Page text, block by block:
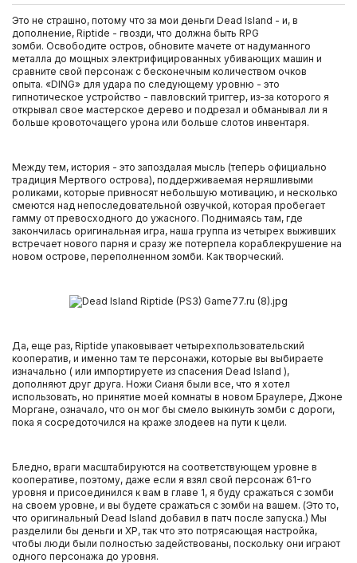
Это не страшно, потому что за мои деньги Dead Island - и, в
дополнение, Riptide - гвозди, что должна быть RPG
зомби. Освободите остров, обновите мачете от надуманного
металла до мощных электрифицированных убивающих машин и
сравните свой персонаж с бесконечным количеством очков
опыта. «DING» для удара по следующему уровню - это
гипнотическое устройство - павловский триггер, из-за которого я
открывал свое мастерское дерево и подрезал и обманывал ли я
больше кровоточащего урона или больше слотов инвентаря.
Между тем, история - это запоздалая мысль (теперь официально
традиция Мертвого острова), поддерживаемая неряшливыми
роликами, которые привносят небольшую мотивацию, и несколько
смеются над непоследовательной озвучкой, которая пробегает
гамму от превосходного до ужасного. Поднимаясь там, где
закончилась оригинальная игра, наша группа из четырех выживших
встречает нового парня и сразу же потерпела кораблекрушение на
новом острове, переполненном зомби. Как творческий.
Да, еще раз, Riptide упаковывает четырехпользовательский
кооператив, и именно там те персонажи, которые вы выбираете
изначально ( или импортируете из спасения Dead Island ),
дополняют друг друга. Ножи Сианя были все, что я хотел
использовать, но принятие моей комнаты в новом Браулере, Джоне
Моргане, означало, что он мог бы смело выкинуть зомби с дороги,
пока я сосредоточился на краже злодеев на пути к цели.
Бледно, враги масштабируются на соответствующем уровне в
кооперативе, поэтому, даже если я взял свой персонаж 61-го
уровня и присоединился к вам в главе 1, я буду сражаться с зомби
на своем уровне, и вы будете сражаться с зомби на вашем. (Это то,
что оригинальный Dead Island добавил в патч после запуска.) Мы
разделили бы деньги и XP, так что это потрясающая настройка,
чтобы люди были полностью задействованы, поскольку они играют
одного персонажа до уровня.